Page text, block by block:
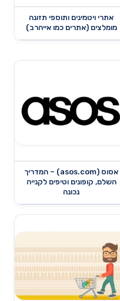
אתרי ויטמינים ותוספי תזונה
מומלצים (אתרים כמו אייהרב)
אסוס (asos.com) – המדריך
השלם, קופונים וטיפים לקנייה
נכונה